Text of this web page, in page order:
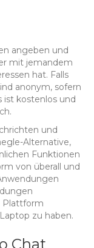
angeben und
mit jemandem
hat. Falls
anonym, sofern
ist kostenlos und
und
Alternative,
Funktionen
von überall und
Plattform
zu haben.
Chat